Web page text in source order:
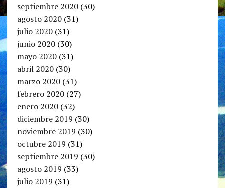
septiembre 2020(30)
agosto 2020(31)
julio 2020(31)
junio 2020(30)
mayo 2020(31)
abril 2020(30)
marzo 2020(31)
febrero 2020(27)
enero 2020(32)
diciembre 2019 (30)
noviembre 2019 (30)
octubre 2019 (31)
septiembre 2019 (30)
agosto 2019 (33)
julio 2019 (31)